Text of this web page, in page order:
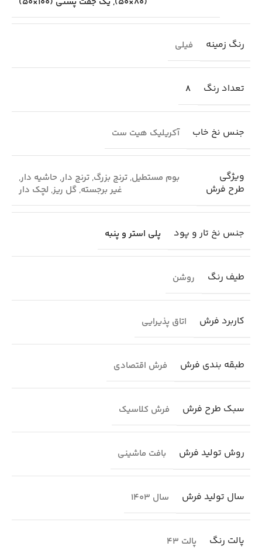
رنگ زمینه فیلی
تعداد رنگ 8
جنس نخ خاب آکریلیک هیت ست
ویژگی
طرح فرش
بوم مستطیل, ترنج بزرگ, ترنج دار, حاشیه دار,
غیر برجسته, گل ریز, لچک دار
جنس نخ تار و پود پلی استر و پنبه
طیف رنگ روشن
کاربرد فرش اتاق پذیرایی
طبقه بندی فرش فرش اقتصادی
سبک طرح فرش فرش کلاسیک
روش تولید فرش بافت ماشینی
سال تولید فرش سال 1403
پالت رنگ پالت 43